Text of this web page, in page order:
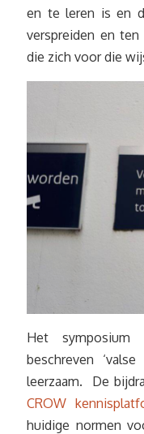
en te leren is en
verspreiden en
die zich voor die
Het symposium
beschreven
leerzaam. De
CROW
huidige normen